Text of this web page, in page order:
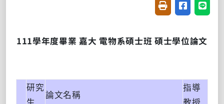
友善列印(開新視
分享至臉書
分享
111學年度畢業 嘉大 電物系碩士班 碩士學位論文
研究
論文名稱
指導